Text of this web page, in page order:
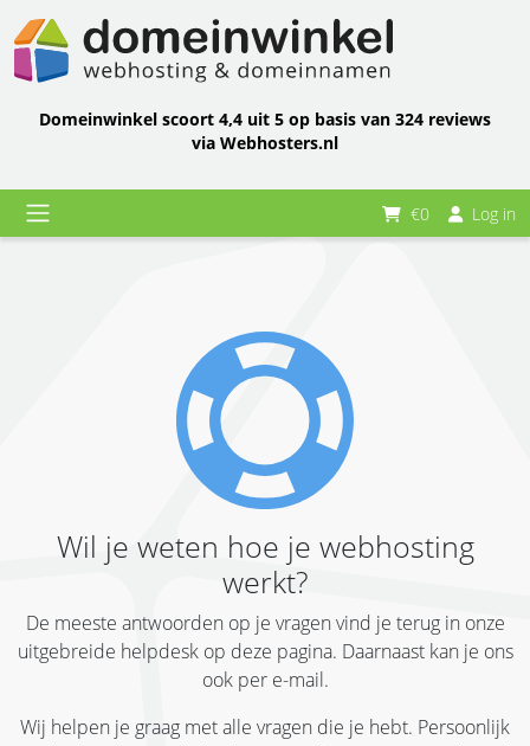
Domeinwinkel scoort 4,4 uit 5 op basis van 324 reviews
via Webhosters.nl
€0 Log in
Wil je weten hoe je webhosting
werkt?
De meeste antwoorden op je vragen vind je terug in onze
uitgebreide helpdesk op deze pagina. Daarnaast kan je ons
ook per e-mail.
Wij helpen je graag met alle vragen die je hebt. Persoonlijk